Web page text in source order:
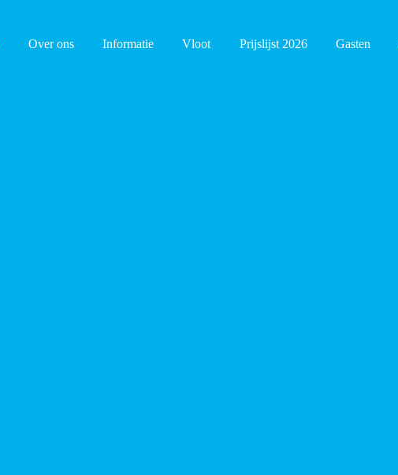
Over ons Informatie Vloot Prijslijst 2026 Gasten